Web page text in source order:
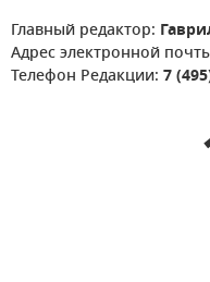
Главный редактор:
Адрес электронной
Телефон Редакции: 7